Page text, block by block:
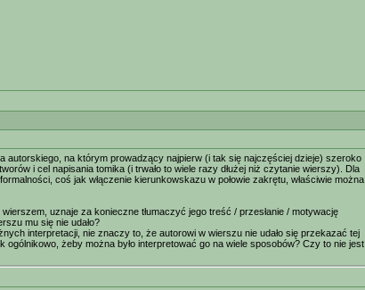
autorskiego, na którym prowadzący najpierw (i tak się najczęściej dzieje) szeroko
i cel napisania tomika (i trwało to wiele razy dłużej niż czytanie wierszy). Dla
coś jak włączenie kierunkowskazu w połowie zakrętu, właściwie można
uznaje za konieczne tłumaczyć jego treść / przesłanie / motywację
mu się nie udało?
interpretacji, nie znaczy to, że autorowi w wierszu nie udało się przekazać tej
ogólnikowo, żeby można było interpretować go na wiele sposobów? Czy to nie jest